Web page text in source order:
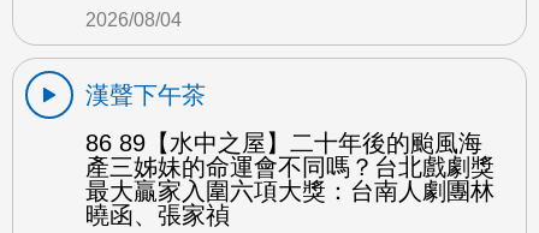
2026/08/04
漢聲下午茶
86 89【水中之屋】二十年後的颱風海
產三姊妹的命運會不同嗎？台北戲劇獎
最大贏家入圍六項大獎：台南人劇團林
曉函、張家禎